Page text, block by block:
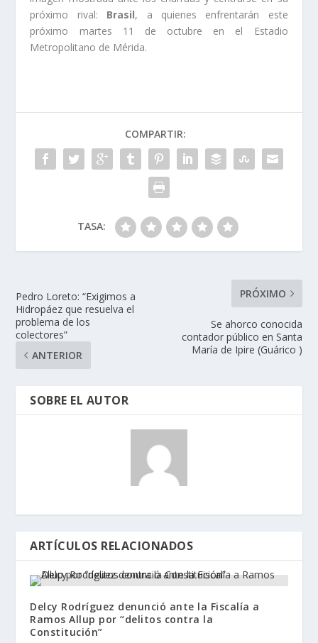
próximo rival: Brasil, a quienes enfrentarán este
próximo martes 11 de octubre en el Estadio
Metropolitano de Mérida.
COMPARTIR:
TASA:
Pedro Loreto: “Exigimos a
Hidropáez que resuelva el
problema de los
colectores”
ANTERIOR
PRÓXIMO
Se ahorco conocida
contador público en Santa
María de Ipire (Guárico )
SOBRE EL AUTOR
ARTÍCULOS RELACIONADOS
Delcy Rodríguez denunció ante la Fiscalía a
Ramos Allup por “delitos contra la
Constitución”